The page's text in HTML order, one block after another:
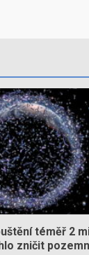
téměř 2
zničit